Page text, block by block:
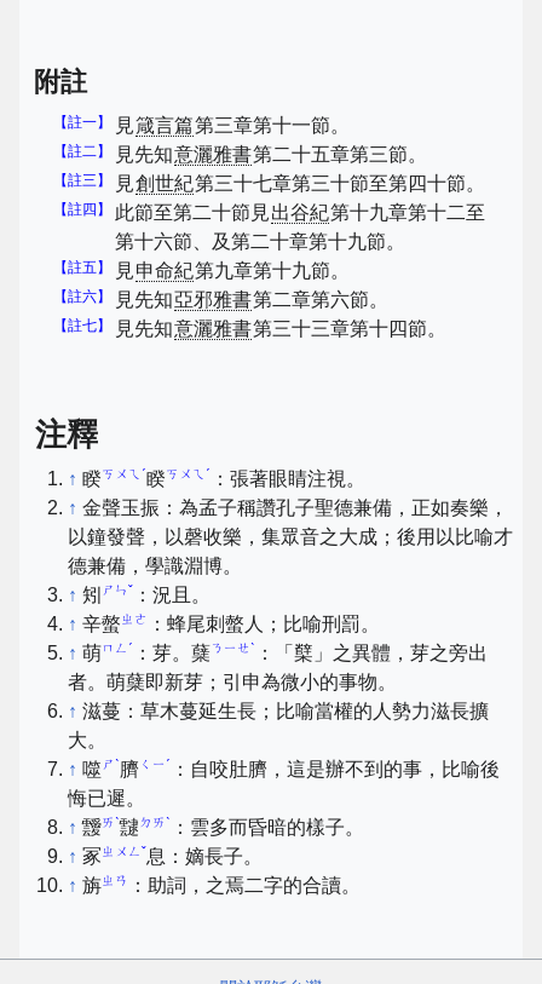
附註
【註一】 見箴言篇第三章第十一節。
【註二】 見先知意灑雅書第二十五章第三節。
【註三】 見創世紀第三十七章第三十節至第四十節。
【註四】 此節至第二十節見出谷紀第十九章第十二至
第十六節、及第二十章第十九節。
【註五】 見申命紀第九章第十九節。
【註六】 見先知亞邪雅書第二章第六節。
【註七】 見先知意灑雅書第三十三章第十四節。
注釋
↑ 睽ㄎㄨㄟˊ睽ㄎㄨㄟˊ
：張著眼睛注視。
↑ 金聲玉振：為孟子稱讚孔子聖德兼備，正如奏樂，
以鐘發聲，以磬收樂，集眾音之大成；後用以比喻才
德兼備，學識淵博。
↑ 矧 ㄕㄣˇ ：況且。
↑ 辛螫 ㄓㄜ
：蜂尾刺螫人；比喻刑罰。
↑ 萌ㄇㄥˊ ：芽。蘖ㄋㄧㄝˋ
：「櫱」之異體，芽之旁出
者。萌蘖即新芽；引申為微小的事物。
↑ 滋蔓：草木蔓延生長；比喻當權的人勢力滋長擴
大。
↑ 噬 ㄕˋ臍 ㄑㄧˊ
：自咬肚臍，這是辦不到的事，比喻後
悔已遲。
↑ 靉ㄞˋ靆 ㄉㄞˋ
：雲多而昏暗的樣子。
↑ 冢 ㄓㄨㄥˇ息：嫡長子。
↑ 旃ㄓㄢ ：助詞，之焉二字的合讀。